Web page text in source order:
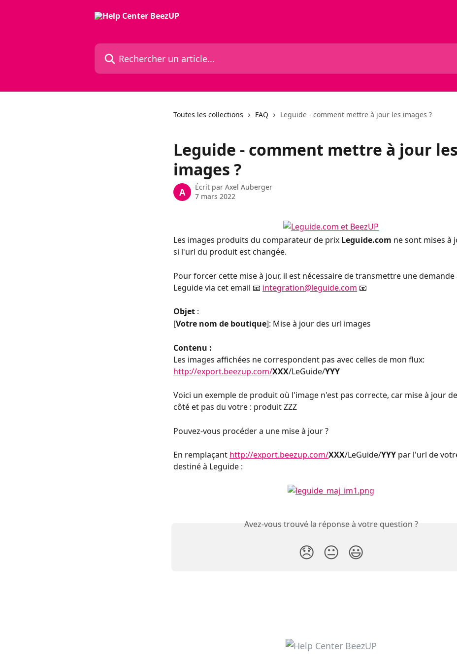
Rechercher un article...
Toutes les collections FAQ Leguide - comment mettre à jour les images ?
Leguide - comment mettre à jour les
images ?
A Écrit par Axel Auberger
7 mars 2022
Les images produits du comparateur de prix Leguide.com ne sont mises à
si l'url du produit est changée.
Pour forcer cette mise à jour, il est nécessaire de transmettre une demande
Leguide via cet email 📧 integration@leguide.com 📧
Objet :
[Votre nom de boutique]: Mise à jour des url images
Contenu :
Les images affichées ne correspondent pas avec celles de mon flux:
http://export.beezup.com/XXX/LeGuide/YYY
Voici un exemple de produit où l'image n'est pas correcte, car mise à jour
côté et pas du votre : produit ZZZ
Pouvez-vous procéder a une mise à jour ?
En remplaçant http://export.beezup.com/XXX/LeGuide/YYY par l'url de
destiné à Leguide :
Avez-vous trouvé la réponse à votre question ?
😞 😐 😃